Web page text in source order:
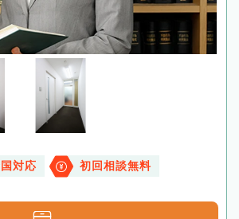
対応 初回相談無料